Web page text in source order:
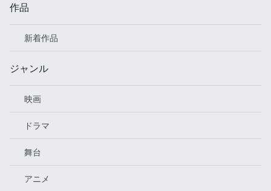
作品
新着作品
ジャンル
映画
ドラマ
舞台
アニメ